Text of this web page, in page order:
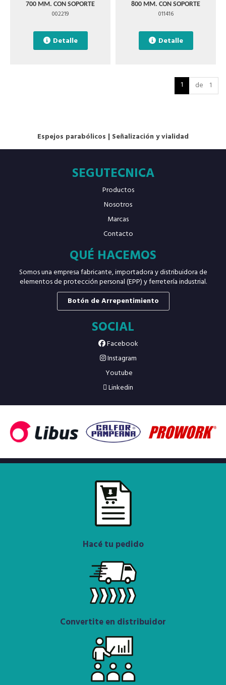
700 MM. CON SOPORTE
002219
Detalle
800 MM. CON SOPORTE
011416
Detalle
1 de 1
Espejos parabólicos | Señalización y vialidad
SEGUTECNICA
Productos
Nosotros
Marcas
Contacto
QUÉ HACEMOS
Somos una empresa fabricante, importadora y distribuidora de
elementos de protección personal (EPP) y ferretería industrial.
Botón de Arrepentimiento
SOCIAL
Facebook
Instagram
Youtube
Linkedin
Hacé tu pedido
Convertite en distribuidor